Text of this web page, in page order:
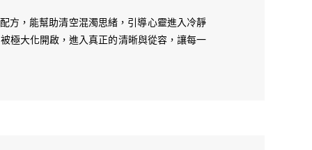
方，能幫助清空混濁思緒，引導心靈進入冷靜
極大化開啟，進入真正的清晰與從容，讓每一